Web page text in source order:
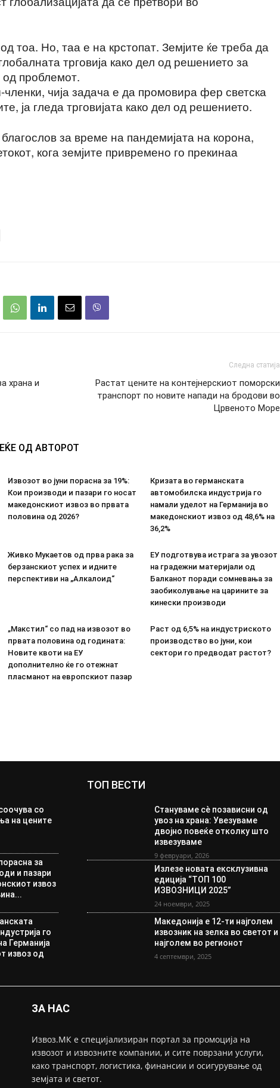
тоа. Но, таа е на крстопат. Земјите ќе треба да
трговија како дел од решението за
проблемот.
чија задача е да промовира фер светска
ја гледа трговијата како дел од решението.
за време на пандемијата на корона,
кога земјите привремено го прекинаа
храна и
Следна статија
Растат цените на контејнерскиот поморски
транспорт по новите напади на бродови во
Црвеното Море
ОД АВТОРОТ
Извозот во јуни порасна за 19%:
Кои производи и пазари го носат
македонскиот извоз во првата
половина од 2026?
Кризата во германската
автомобилска индустрија го
намали уделот на Германија во
македонскиот извоз од 48,6% на
36,2%
Живко Мукаетов од прва рака за
берзанскиот успех и идните
перспективи на „Алкалоид“
ЕУ подготвува истрага за увозот
на градежни материјали од
Балканот поради сомневања за
заобиколување на царините за
кинески производи
„Макстил“ со пад на извозот во
првата половина од годината:
Новите квоти на ЕУ
дополнително ќе го отежнат
пласманот на европскиот пазар
Раст од 6,5% на индустриското
производство во јуни, кои
сектори го предводат растот?
со
на цените
за
и пазари
извоз
го
Германија
извоз од
ТОП ВЕСТИ
Стануваме сè позависни од
увоз на храна: Увезуваме
двојно повеќе отколку што
извезуваме
9 февруари, 2026
Излезе новата ексклузивна
едиција “ТОП 100
ИЗВОЗНИЦИ 2025”
24 ноември, 2025
Македонија е 12-ти најголем
извозник на зелка во светот и
најголем во регионот
4 септември, 2025
ЗА НАС
Извоз.МК е специјализиран портал за промоција на
извозот и извозните компании, и сите поврзани услуги,
како транспорт, логистика, финансии и осигурување од
земјата и светот.